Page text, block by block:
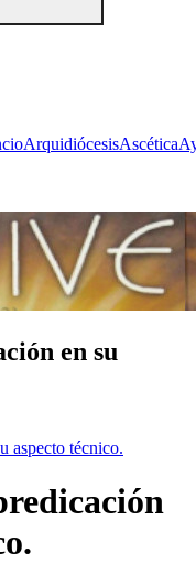
ArquidiócesisAscética
en su
aspecto técnico.